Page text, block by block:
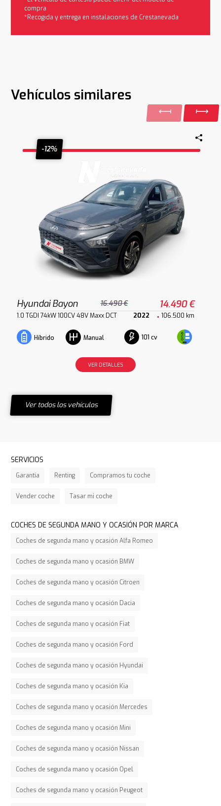
compra
*Recogida y entrega en instalaciones de Crestanevada
Vehículos similares
-12%
Hyundai Bayon 16.490 € 14.490 €
1.0 TGDI 74kW 100CV 48V Maxx DCT 2022 106.500 km
Híbrido Manual 101 cv
VER DETALLES
Ver todos los vehículos
SERVICIOS
Garantía Renting Compramos tu coche
Vender coche Tasar mi coche
COCHES DE SEGUNDA MANO Y OCASIÓN POR MARCA
Coches de segunda mano y ocasión Alfa Romeo
Coches de segunda mano y ocasión BMW
Coches de segunda mano y ocasión Citroen
Coches de segunda mano y ocasión Dacia
Coches de segunda mano y ocasión Fiat
Coches de segunda mano y ocasión Ford
Coches de segunda mano y ocasión Hyundai
Coches de segunda mano y ocasión Kia
Coches de segunda mano y ocasión Mercedes
Coches de segunda mano y ocasión Mini
Coches de segunda mano y ocasión Nissan
Coches de segunda mano y ocasión Opel
Coches de segunda mano y ocasión Peugeot